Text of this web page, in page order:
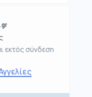
εκτός σύνδεση